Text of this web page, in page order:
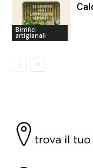
Birrifici
artigianali